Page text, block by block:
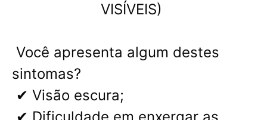
VISÍVEIS)
Você apresenta algum destes
sintomas?
✔ Visão escura;